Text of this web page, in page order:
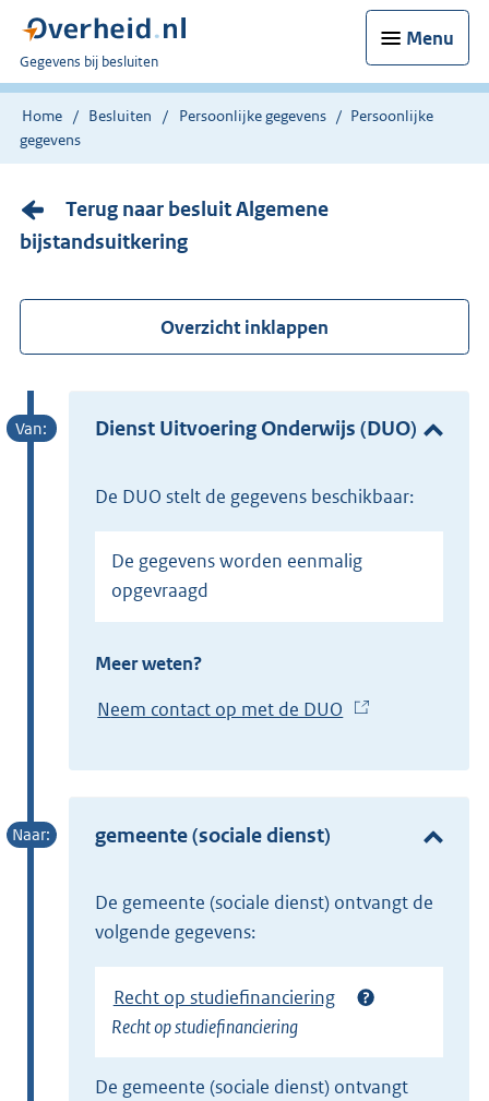
Menu
U
bent
nu
Gegevens bij besluiten
Home Besluiten Persoonlijke gegevens
Persoonlijke
gegevens
Terug naar besluit Algemene
bijstandsuitkering
Overzicht inklappen
Dienst Uitvoering Onderwijs (DUO)
de DUO stelt de gegevens beschikbaar:
De gegevens worden eenmalig
opgevraagd
Meer weten?
Neem contact op met de DUO
x
t
e
i
)
gemeente (sociale dienst)
de gemeente (sociale dienst) ontvangt de
volgende gegevens:
Recht op studiefinanciering
Recht op studiefinanciering
de gemeente (sociale dienst) ontvangt